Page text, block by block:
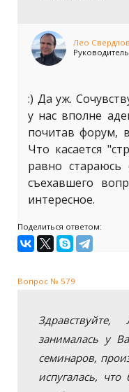
Лео
:) Да уж.
у нас вполне
почитав форум,
Что касается
равно
съехавшего
интересное.
Поделиться ответом:
Вопрос № 579
занималась у
семинаров,
испугалась,